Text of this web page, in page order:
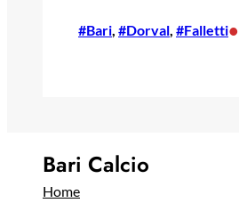
#Bari, #Dorval, #Falletti•
Bari Calcio
Home